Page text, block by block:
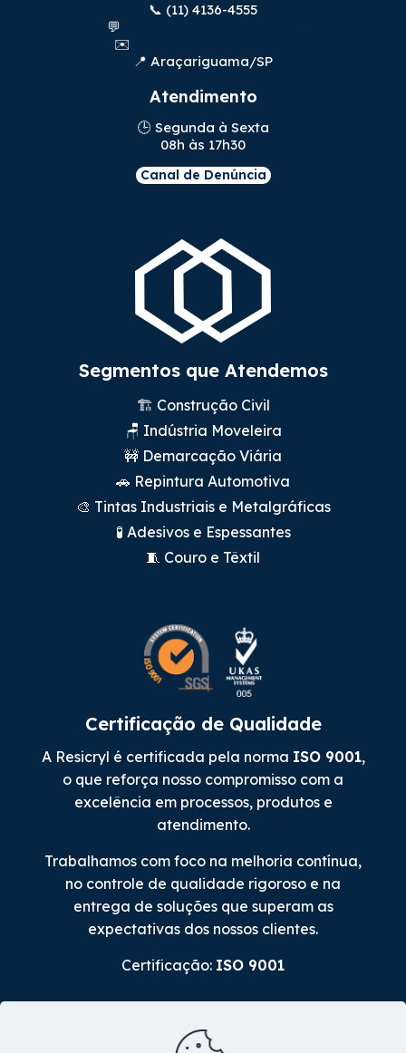
📞 (11) 4136-4555
💬
✉️
📍 Araçariguama/SP
Atendimento
🕒 Segunda à Sexta
08h às 17h30
Canal de Denúncia
Segmentos que Atendemos
🏗️ Construção Civil
🪑 Indústria Moveleira
🚧 Demarcação Viária
🚗 Repintura Automotiva
🎨 Tintas Industriais e Metalgráficas
🧪 Adesivos e Espessantes
🧵 Couro e Têxtil
Certificação de Qualidade
A Resicryl é certificada pela norma ISO 9001,
o que reforça nosso compromisso com a
excelência em processos, produtos e
atendimento.
Trabalhamos com foco na melhoria contínua,
no controle de qualidade rigoroso e na
entrega de soluções que superam as
expectativas dos nossos clientes.
Certificação: ISO 9001